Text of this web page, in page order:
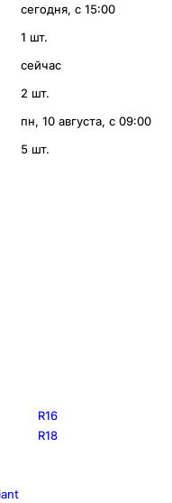
сегодня, с 15:00
1 шт.
сейчас
2 шт.
пн, 10 августа, с 09:00
5 шт.
R16
R18